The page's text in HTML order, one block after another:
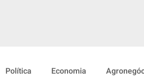
Política Economia